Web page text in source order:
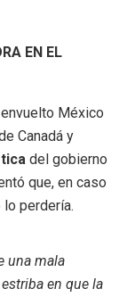
EN EL
México
Canadá y
del gobierno
que, en caso
perdería.
una mala
en que la